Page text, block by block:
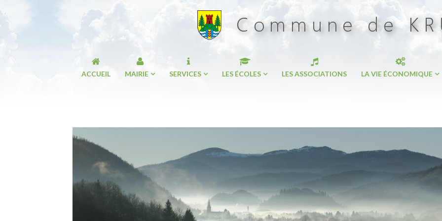
ACCUEIL MAIRIE SERVICES LES ÉCOLES LES ASSOCIATIONS LA VIE ÉCONOMIQUE